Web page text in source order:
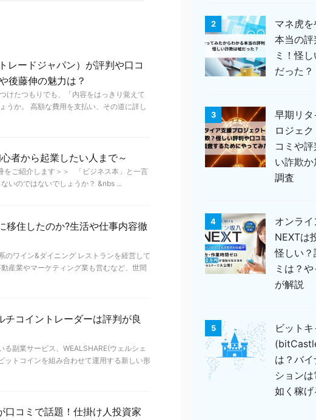
レードジャパン）が評判や口コ
後藤伸の魅力は？
けたつもりでも、「内容をはっきり覚えて
うか。 高額な費用を支払い、その道に詳し
者から起業したい人まで～
をご紹介します＞＞ 「ビジネス本」と一言
いのではないでしょうか？ &nbs ...
移住したのか?生活や仕事内容徹
のワイン&ダイニング レストランを経営して
産業やマーケティング業も営むなど、世間
コイントレーダーは評判が良
る副業サービス、WEALSHARE(ウェルシェ
ットコインを組み合わせて運用する新しい形
コミで話題！仕掛け人投資家
2
マネ虎
本当の評
ミ！怪
だった？
3
早期リ
ロジェク
コミや
い詐欺
調査
4
オンライ
NEXTは
怪しい？
ミは？
が解説
5
ビット
は？バ
ション
如く稼げ